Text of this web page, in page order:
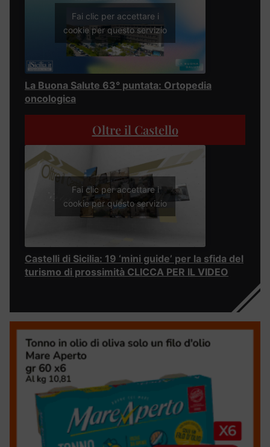
Fai clic per accettare i
cookie per questo servizio
La Buona Salute 63° puntata: Ortopedia
oncologica
Oltre il Castello
Fai clic per accettare i
cookie per questo servizio
Castelli di Sicilia: 19 ‘mini guide’ per la sfida del
turismo di prossimità CLICCA PER IL VIDEO